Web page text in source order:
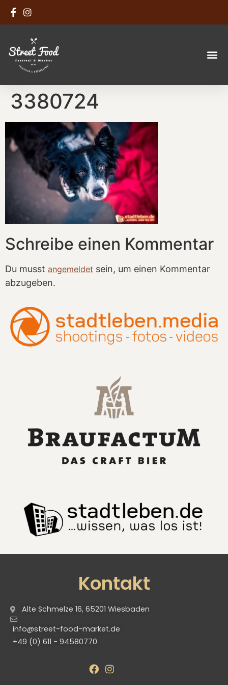
3380724
Schreibe einen Kommentar
Du musst angemeldet sein, um einen Kommentar
abzugeben.
Kontakt
Alte Schmelze 16, 65201 Wiesbaden
info@street-food-market.de
+49 (0) 611 - 94580770